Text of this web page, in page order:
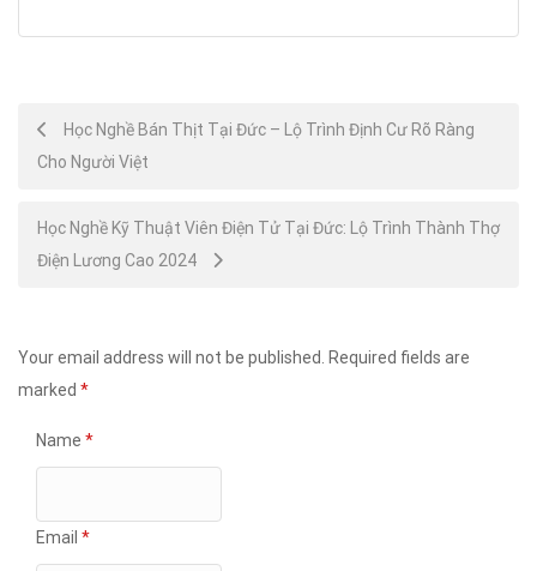
Post
navigation
Học Nghề Bán Thịt Tại Đức – Lộ Trình Định Cư Rõ Ràng
Cho Người Việt
Học Nghề Kỹ Thuật Viên Điện Tử Tại Đức: Lộ Trình Thành Thợ
Điện Lương Cao 2024
Your email address will not be published. Required fields are
marked *
Name *
Email *